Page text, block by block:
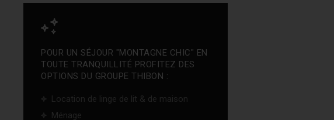
POUR UN SÉJOUR "MONTAGNE CHIC" EN
TOUTE TRANQUILLITÉ PROFITEZ DES
OPTIONS DU GROUPE THIBON :
Location de linge de lit & de maison
Ménage